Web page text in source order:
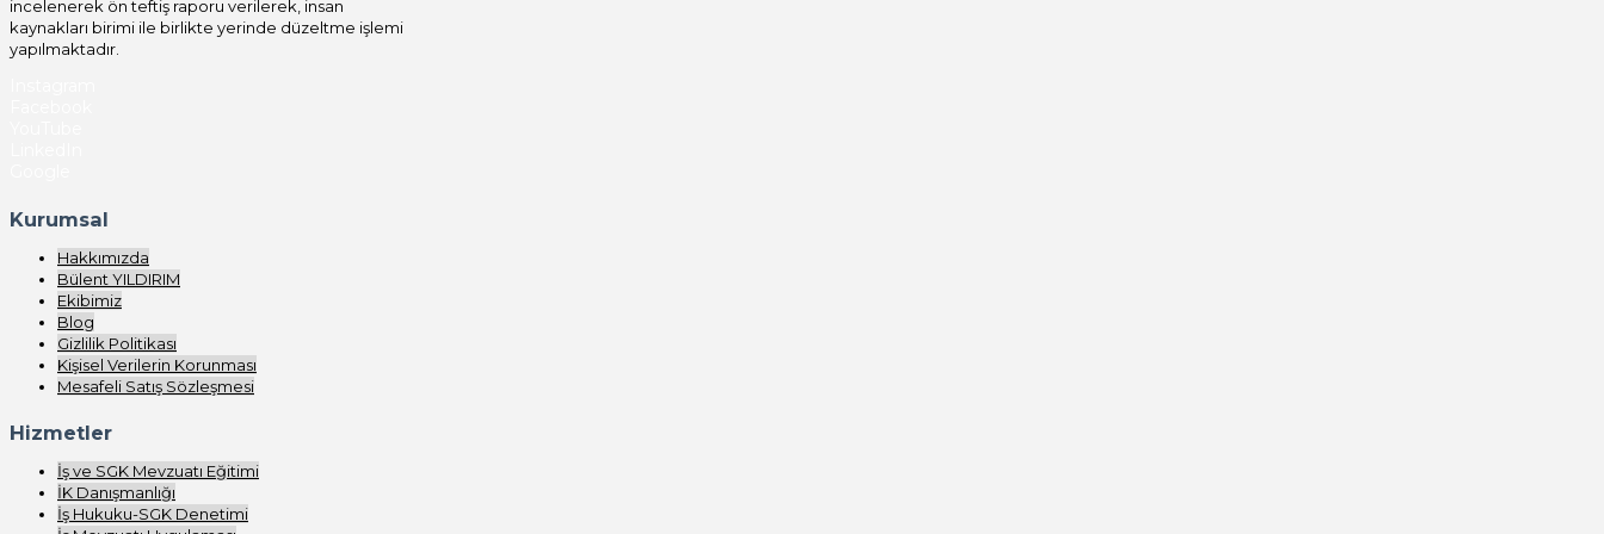
incelenerek ön teftiş raporu verilerek, insan
kaynakları birimi ile birlikte yerinde düzeltme işlemi
yapılmaktadır.
Kurumsal
Hakkımızda
Bülent YILDIRIM
Ekibimiz
Blog
Gizlilik Politikası
Kişisel Verilerin Korunması
Mesafeli Satış Sözleşmesi
Hizmetler
İş ve SGK Mevzuatı Eğitimi
İK Danışmanlığı
İş Hukuku-SGK Denetimi